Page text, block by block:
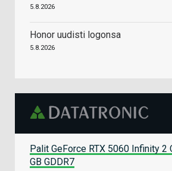
5.8.2026
Honor uudisti logonsa
5.8.2026
Palit GeForce RTX 5060 Infinity 2
GB GDDR7